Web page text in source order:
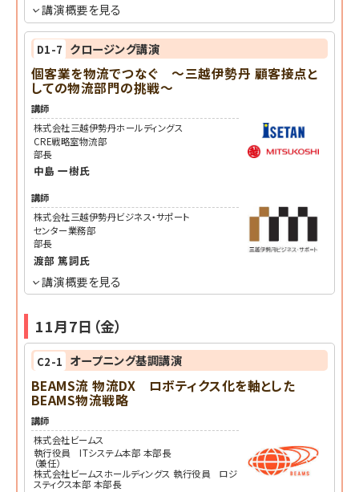
講演概要を見る
D1-7 クロージング講演
個客業を物流でつなぐ ～三越伊勢丹 顧客接点と
しての物流部門の挑戦～
講師
株式会社三越伊勢丹ホールディングス
CRE戦略室物流部
部長
中島 一樹氏
講師
株式会社三越伊勢丹ビジネス・サポート
センター業務部
部長
渡部 篤詞氏
講演概要を見る
11月7日（金）
C2-1 オープニング基調講演
BEAMS流 物流DX ロボティクス化を軸とした
BEAMS物流戦略
講師
株式会社ビームス
執行役員 ITシステム本部 本部長
（兼任）
株式会社ビームスホールディングス 執行役員 ロジ
スティクス本部 本部長